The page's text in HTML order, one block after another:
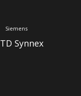
Siemens
TD Synnex